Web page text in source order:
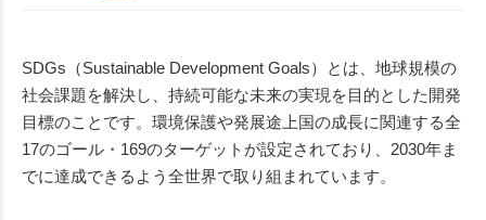
SDGs（Sustainable Development Goals）とは、地球規模の
社会課題を解決し、持続可能な未来の実現を目的とした開発
目標のことです。環境保護や発展途上国の成長に関連する全
17のゴール・169のターゲットが設定されており、2030年ま
でに達成できるよう全世界で取り組まれています。